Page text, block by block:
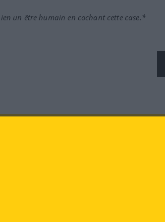
un être humain en cochant cette case.*